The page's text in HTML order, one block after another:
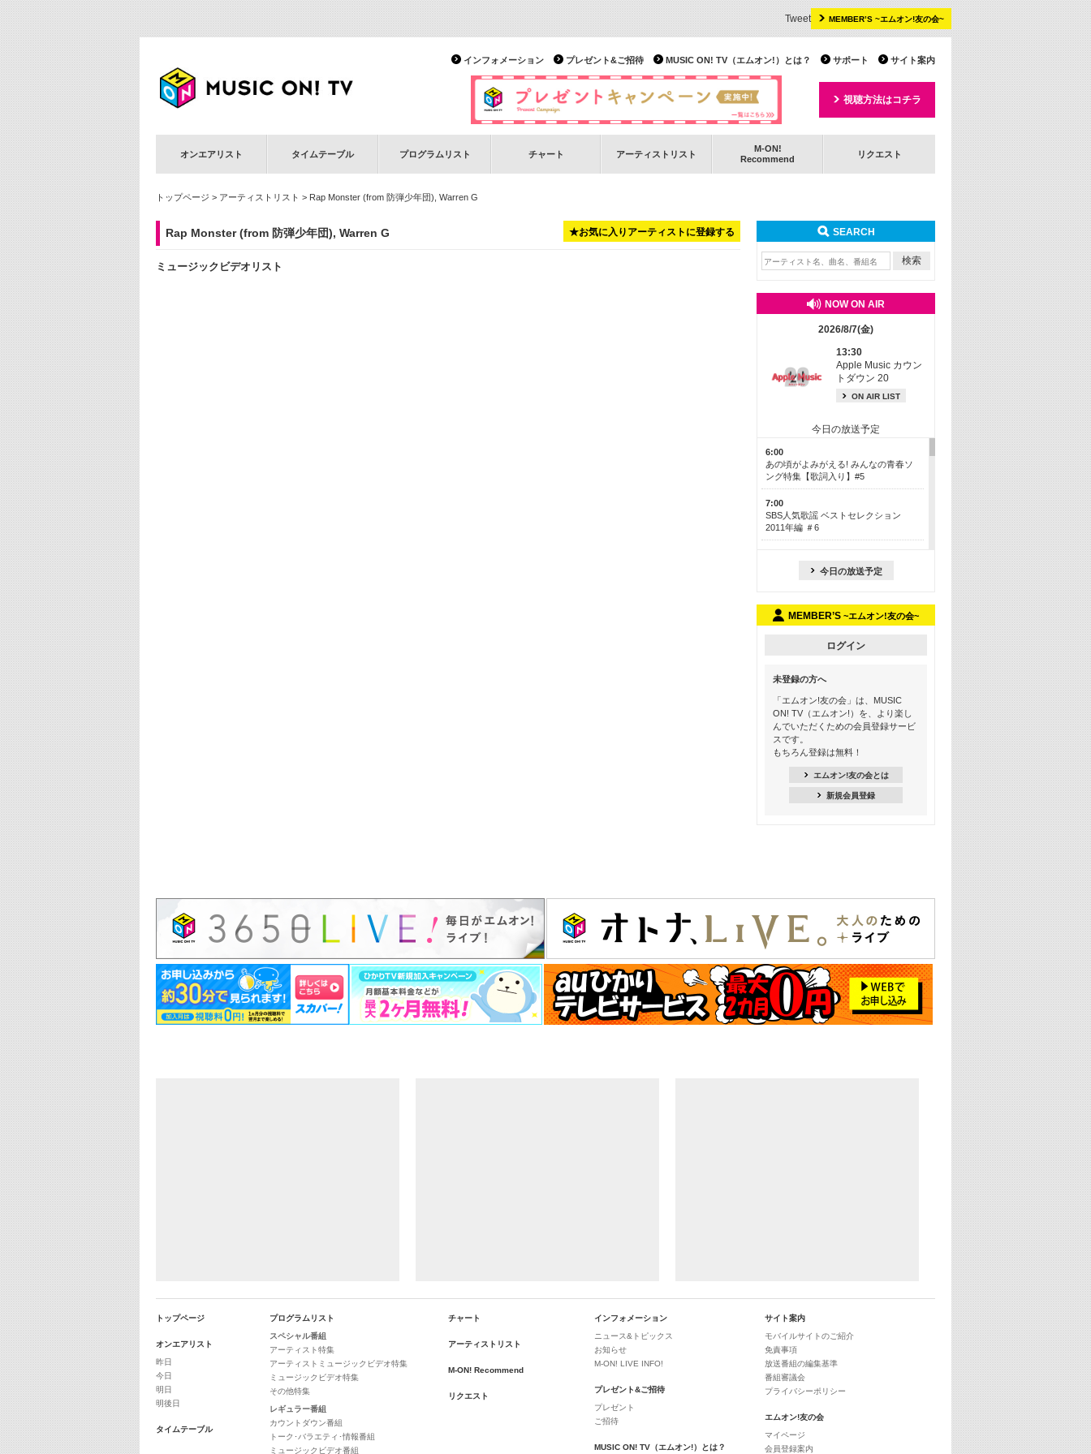
MEMBER’S ~エムオン!友の会~
Tweet
サイト案内
サポート
MUSIC ON! TV（エムオン!）とは？
プレゼント&ご招待
インフォメーション
視聴方法はコチラ
オンエアリスト タイムテーブル プログラムリスト チャート アーティストリスト
M-ON!
Recommend
リクエスト
トップページ > アーティストリスト > Rap Monster (from 防弾少年団), Warren G
★お気に入りアーティストに登録する
Rap Monster (from 防弾少年団), Warren G
ミュージックビデオリスト
SEARCH
NOW ON AIR
2026/8/7(金)
13:30
Apple Music カウン
トダウン 20
ON AIR LIST
今日の放送予定
6:00
あの頃がよみがえる! みんなの青春ソ
ング特集【歌詞入り】#5
7:00
SBS人気歌謡 ベストセレクション
2011年編 ＃6
今も昔も愛される鉄板カラオケメドレ
ー【歌詞入り】 一挙5時間！
13:30
Apple Music カウントダウン 20
16:30
あのころK-POPヒッツ! 2018→2021年
18:30
M-ON! Countdown K
23:00
SUPER EIGHT特集
24:00
25:00
エムオン! ヒッツ
26:00
今日の放送予定
MEMBER’S ~エムオン!友の会~
ログイン
未登録の方へ
「エムオン!友の会」は、MUSIC
ON! TV（エムオン!）を、より楽し
んでいただくための会員登録サービ
スです。
もちろん登録は無料！
エムオン!友の会とは
新規会員登録
トップページ
オンエアリスト
昨日
今日
明日
明後日
タイムテーブル
プログラムリスト
スペシャル番組
アーティスト特集
アーティストミュージックビデオ特集
ミュージックビデオ特集
その他特集
レギュラー番組
カウントダウン番組
トーク･バラエティ･情報番組
ミュージックビデオ番組
チャート
アーティストリスト
M-ON! Recommend
リクエスト
インフォメーション
ニュース&トピックス
お知らせ
M-ON! LIVE INFO!
プレゼント&ご招待
プレゼント
ご招待
MUSIC ON! TV（エムオン!）とは？
サイト案内
モバイルサイトのご紹介
免責事項
放送番組の編集基準
番組審議会
プライバシーポリシー
エムオン!友の会
マイページ
会員登録案内